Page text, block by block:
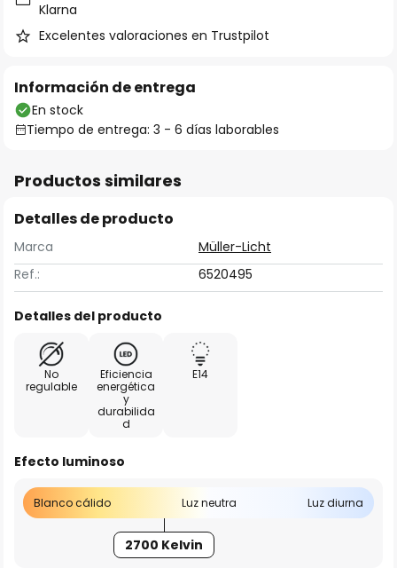
Klarna
Excelentes valoraciones en Trustpilot
Información de entrega
En stock
Tiempo de entrega: 3 - 6 días laborables
Productos similares
Detalles de producto
Marca
Müller-Licht
Ref.:
6520495
Detalles del producto
No
regulable
Eficiencia
energética
y
durabilida
d
E14
Efecto luminoso
Blanco cálido Luz neutra Luz diurna
2700 Kelvin